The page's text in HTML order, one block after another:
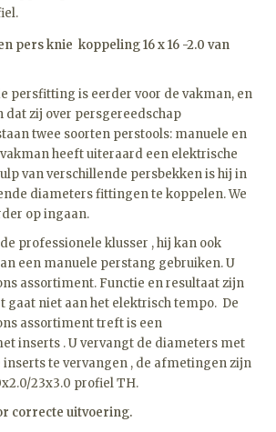
pers knie koppeling 16 x 16 -2.0 van
persfitting is eerder voor de vakman, en
dat zij over persgereedschap
twee soorten perstools: manuele en
heeft uiteraard een elektrische
van verschillende persbekken is hij in
diameters fittingen te koppelen. We
op ingaan.
professionele klusser , hij kan ook
een manuele perstang gebruiken. U
assortiment. Functie en resultaat zijn
gaat niet aan het elektrisch tempo. De
assortiment treft is een
inserts . U vervangt de diameters met
inserts te vervangen , de afmetingen zijn
23x3.0 profiel TH.
correcte uitvoering.